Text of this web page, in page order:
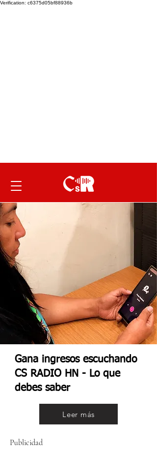
Verification: c6375d05bf88936b
Gana ingresos escuchando
CS RADIO HN - Lo que
debes saber
Leer más
Publicidad